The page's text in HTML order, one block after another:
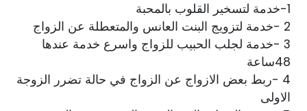
1-خدمة لتسخير القلوب بالمحبة
2 -خدمة لتزويج البنت العانس والمتعطلة عن الزواج
3 -خدمة لجلب الحبيب للزواج واسرع خدمة عندها
48ساعة
4 -ربط بعض الازواج عن الزواج في حالة تضرر الزوجة
الاولى